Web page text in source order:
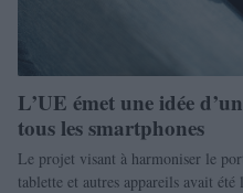
L’UE émet une idée
tous les smartphones
Le projet visant à harmoniser le
tablette et autres appareils avait été